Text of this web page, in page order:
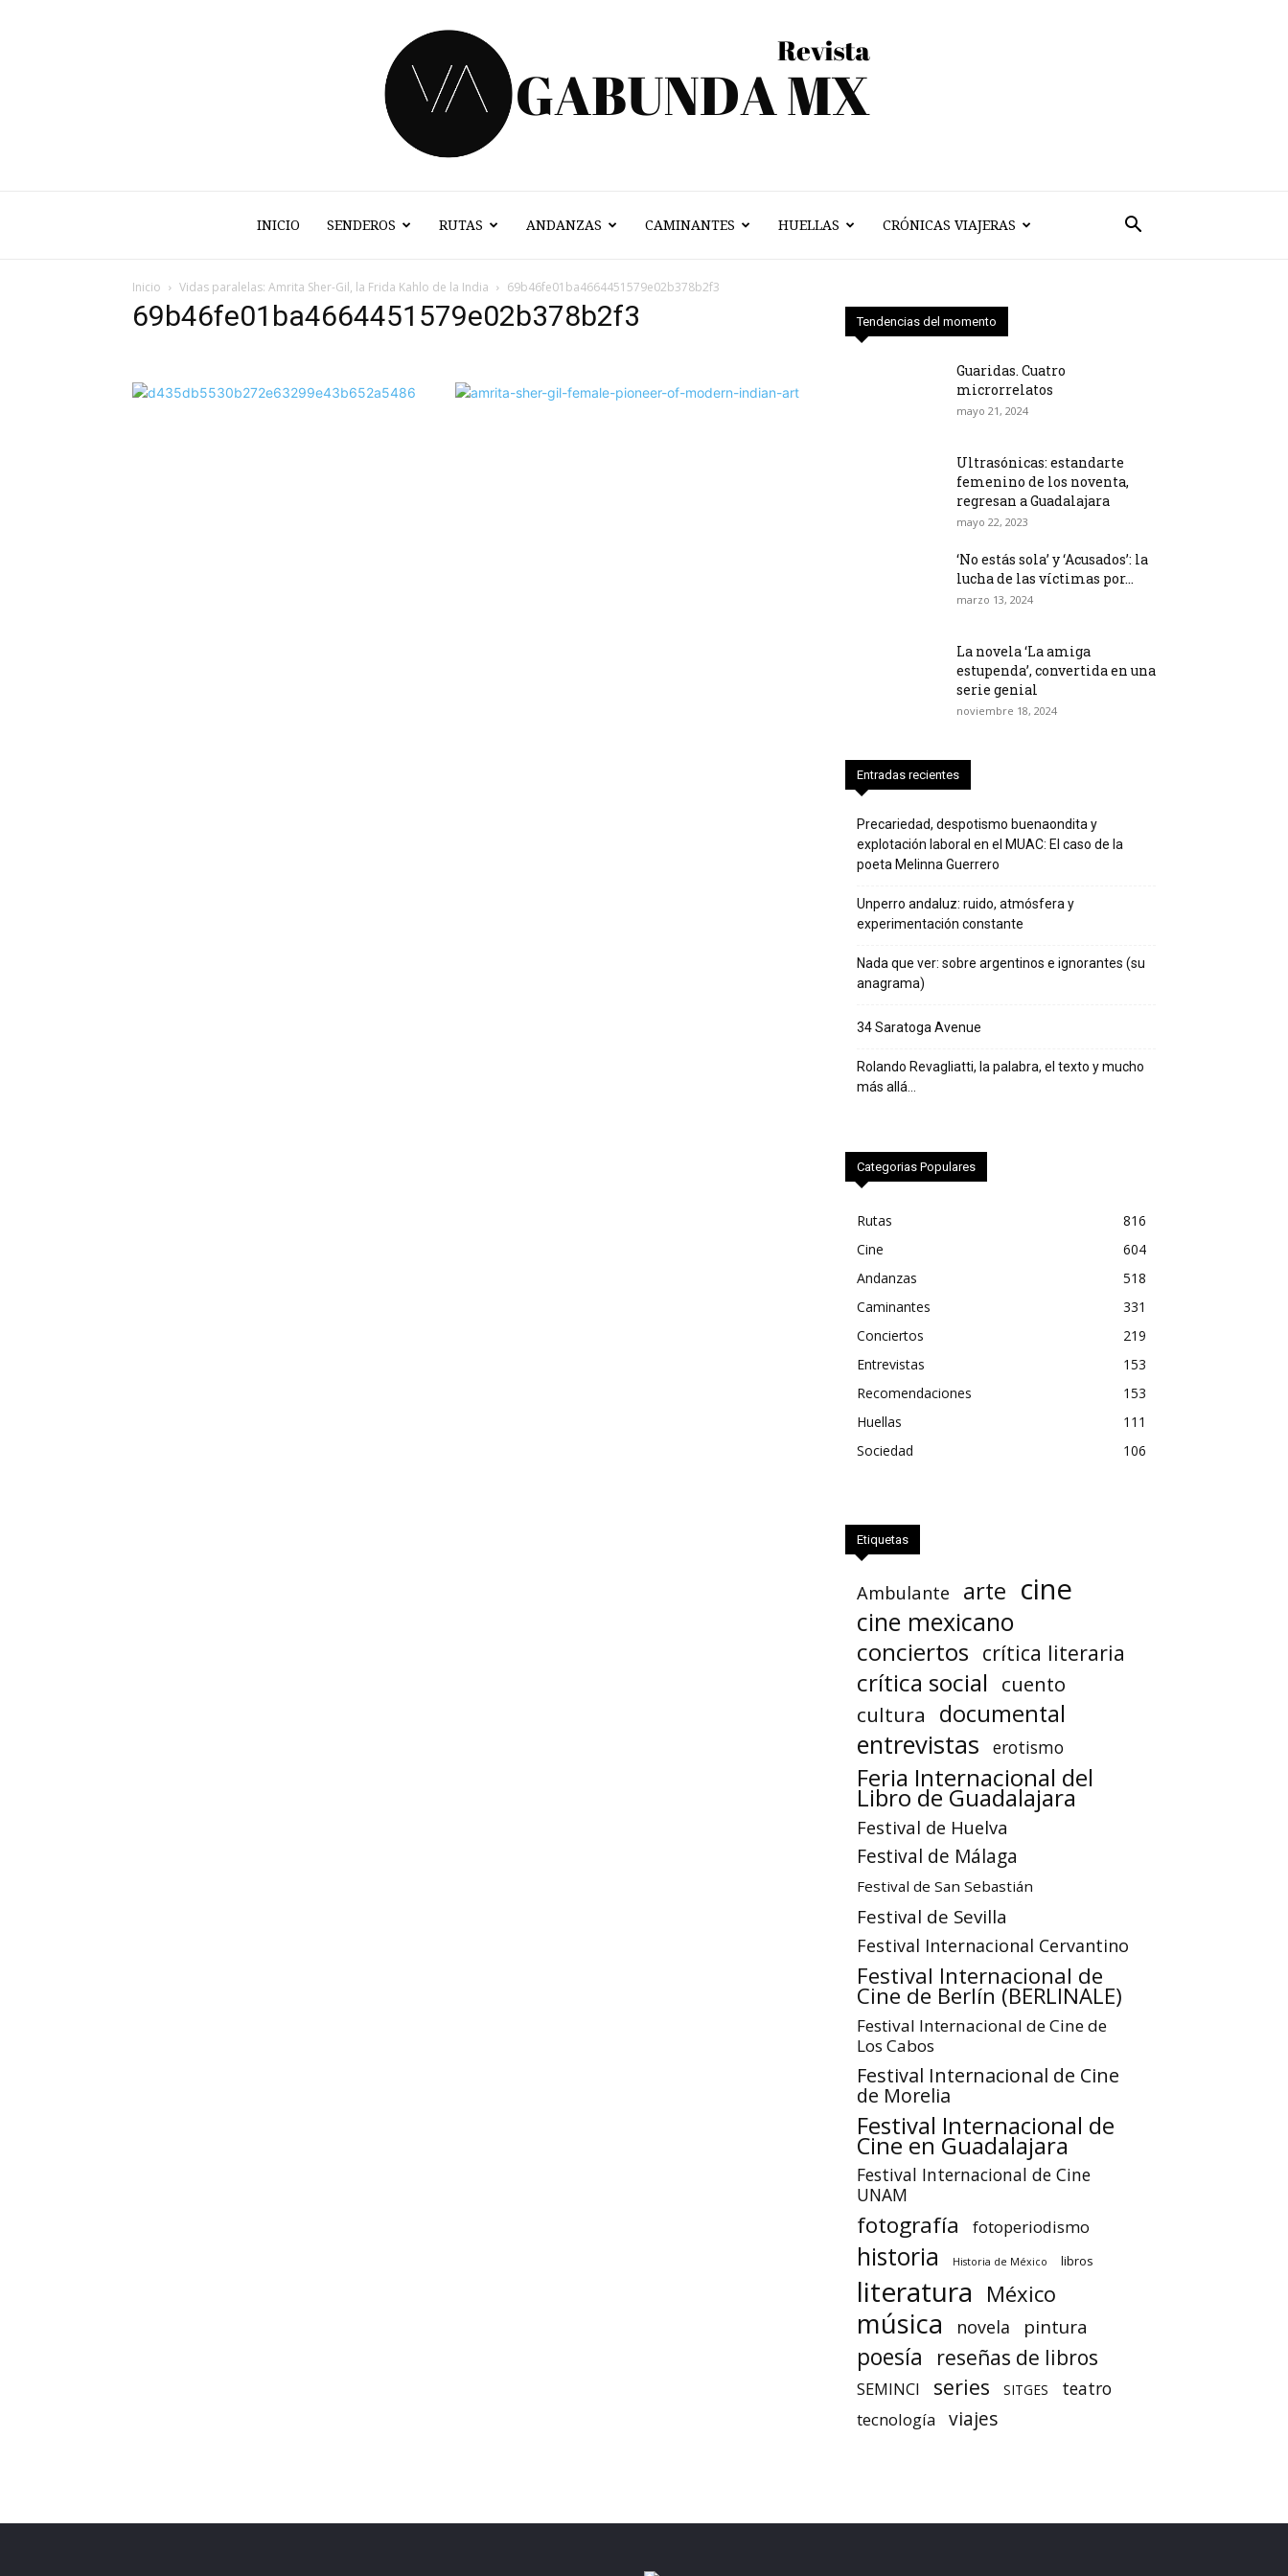
Vagabunda
INICIO SENDEROS RUTAS ANDANZAS CAMINANTES HUELLAS CRÓNICAS VIAJERAS
Inicio Vidas paralelas: Amrita Sher-Gil, la Frida Kahlo de la India 69b46fe01ba4664451579e02b378b2f3
69b46fe01ba4664451579e02b378b2f3 Tendencias del momento
Guaridas. Cuatro
microrrelatos
mayo 21, 2024
Ultrasónicas: estandarte
femenino de los noventa,
regresan a Guadalajara
mayo 22, 2023
‘No estás sola’ y ‘Acusados’: la
lucha de las víctimas por...
marzo 13, 2024
La novela ‘La amiga
estupenda’, convertida en una
serie genial
noviembre 18, 2024
Entradas recientes
Precariedad, despotismo buenaondita y
explotación laboral en el MUAC: El caso de la
poeta Melinna Guerrero
Unperro andaluz: ruido, atmósfera y
experimentación constante
Nada que ver: sobre argentinos e ignorantes (su
anagrama)
34 Saratoga Avenue
Rolando Revagliatti, la palabra, el texto y mucho
más allá…
Categorias Populares
Rutas
816
Cine
604
Andanzas
518
Caminantes
331
Conciertos
219
Entrevistas
153
Recomendaciones
153
Huellas
111
Sociedad
106
Etiquetas
Ambulante arte cine
cine mexicano
conciertos crítica literaria
crítica social
cuento
cultura
documental
entrevistas erotismo
Feria Internacional del
Libro de Guadalajara
Festival de Huelva
Festival de Málaga
Festival de San Sebastián
Festival de Sevilla
Festival Internacional Cervantino
Festival Internacional de
Cine de Berlín (BERLINALE)
Festival Internacional de Cine de
Los Cabos
Festival Internacional de Cine
de Morelia
Festival Internacional de
Cine en Guadalajara
Festival Internacional de Cine
UNAM
fotografía fotoperiodismo
historia Historia de México libros
literatura México
música novela pintura
poesía reseñas de libros
SEMINCI series SITGES teatro
tecnología viajes